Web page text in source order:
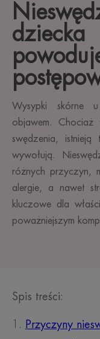
Wysypki skórne
objawem.
swędzenia,
wywołują.
różnych przyczyn,
alergie, a nawet
kluczowe dla
poważniejszym
Spis treści:
Przyczyny